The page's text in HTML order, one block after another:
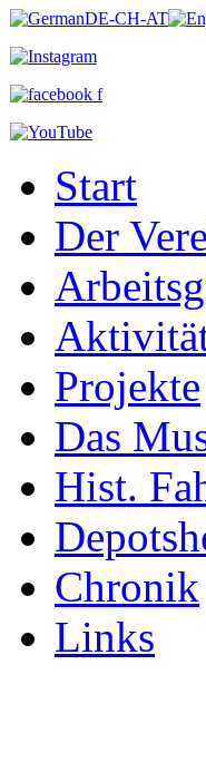
Start
Der
Projekte
Das
Hist.
Chronik
Links